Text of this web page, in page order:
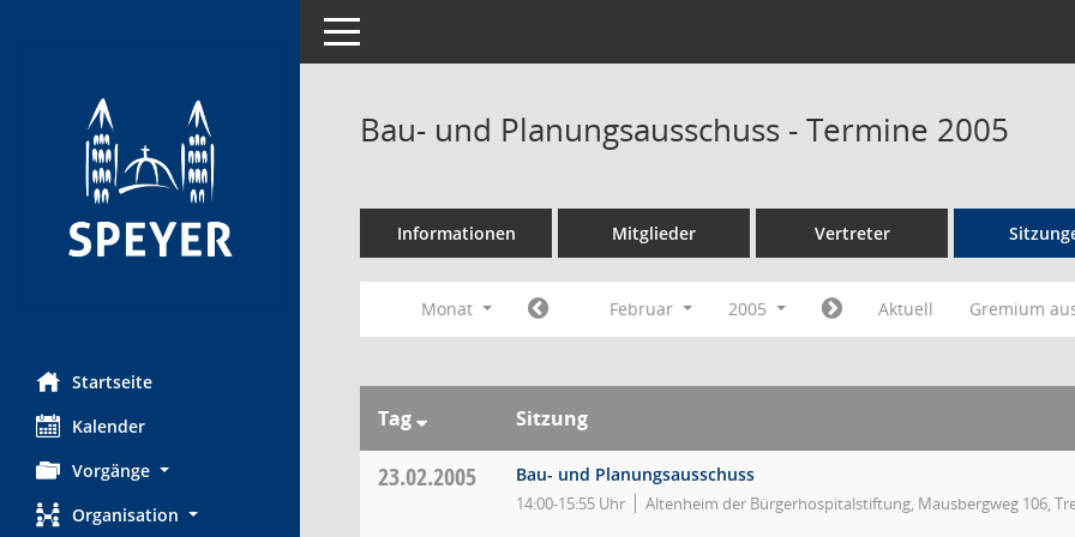
Startseite
Kalender
Vorgänge
Organisation
Toggle navigation
Bau- und Planungsausschuss - Termine 2005
Informationen Mitglieder Vertreter
Monat Februar 2005 Aktuell Gremium
Tag Sitzung
23.02.2005 Bau- und Planungsausschuss
14:00-15:55 Uhr Altenheim der Bürgerhospitalstiftung, Mausbergweg 106,